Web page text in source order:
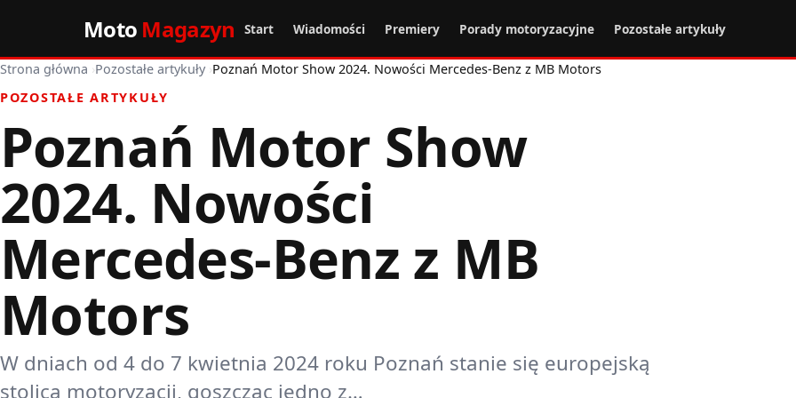
Moto Magazyn Start Wiadomości Premiery Porady motoryzacyjne Pozostałe artykuły
Strona główna ›Pozostałe artykuły ›Poznań Motor Show 2024. Nowości Mercedes-Benz z MB Motors
POZOSTAŁE ARTYKUŁY
Poznań Motor Show
2024. Nowości
Mercedes-Benz z MB
Motors
W dniach od 4 do 7 kwietnia 2024 roku Poznań stanie się europejską
stolicą motoryzacji, goszcząc jedno z…